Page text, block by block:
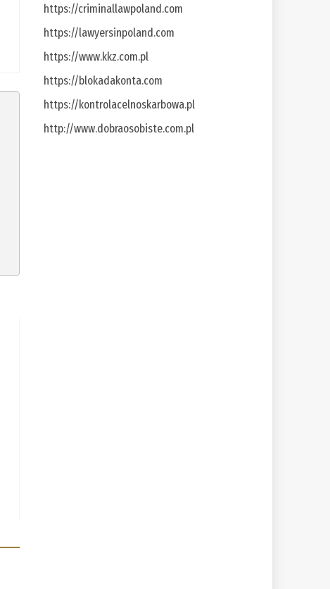
https://criminallawpoland.com
https://lawyersinpoland.com
https://www.kkz.com.pl
https://blokadakonta.com
https://kontrolacelnoskarbowa.pl
http://www.dobraosobiste.com.pl